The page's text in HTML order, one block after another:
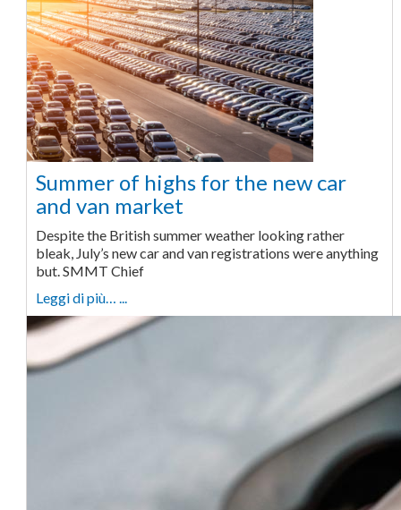
Summer of highs for the new car
and van market
Despite the British summer weather looking rather
bleak, July’s new car and van registrations were anything
but. SMMT Chief
Leggi di più… ...